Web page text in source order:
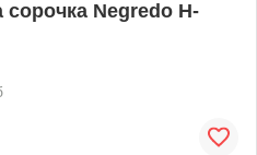
сорочка Negredo H-